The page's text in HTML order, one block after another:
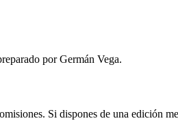
por Germán Vega.
Si dispones de una edición